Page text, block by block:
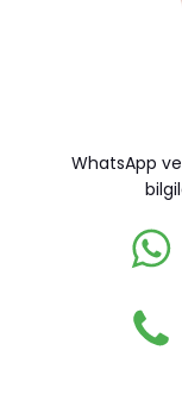
WhatsApp